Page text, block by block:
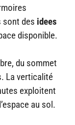
sont des idees
disponible.
du sommet
La verticalité
exploitent
au sol.